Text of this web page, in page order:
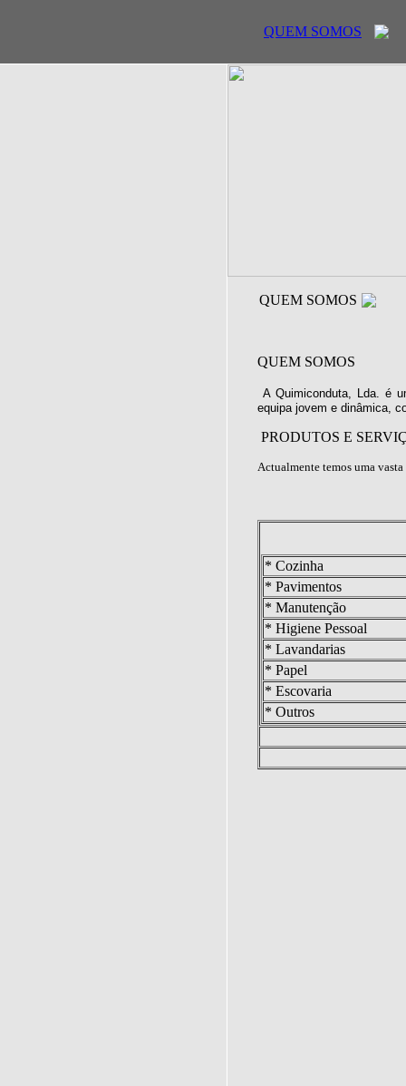
QUEM SOMOS
QUEM SOMOS
QUEM SOMOS
A Quimiconduta, Lda. é
equipa jovem e dinâmica,
PRODUTOS E
Actualmente temos uma
* Cozinha
* Pavimentos
* Manutenção
* Higiene Pessoal
* Lavandarias
* Papel
* Escovaria
* Outros